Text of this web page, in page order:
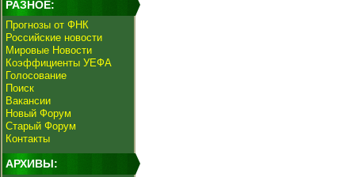
РАЗНОЕ:
Прогнозы от ФНК
Российские новости
Мировые Новости
Коэффициенты УЕФА
Голосование
Поиск
Вакансии
Новый Форум
Старый Форум
Контакты
АРХИВЫ: